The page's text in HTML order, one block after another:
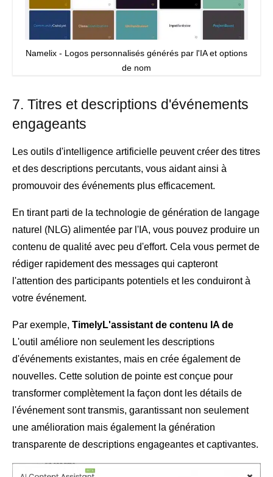
Namelix - Logos personnalisés générés par l'IA et options
de nom
7. Titres et descriptions d'événements
engageants
Les outils d'intelligence artificielle peuvent créer des titres
et des descriptions percutants, vous aidant ainsi à
promouvoir des événements plus efficacement.
En tirant parti de la technologie de génération de langage
naturel (NLG) alimentée par l'IA, vous pouvez produire un
contenu de qualité avec peu d'effort. Cela vous permet de
rédiger rapidement des messages qui capteront
l'attention des participants potentiels et les conduiront à
votre événement.
Par exemple, TimelyL'assistant de contenu IA de
L'outil améliore non seulement les descriptions
d'événements existantes, mais en crée également de
nouvelles. Cette solution de pointe est conçue pour
transformer complètement la façon dont les détails de
l'événement sont transmis, garantissant non seulement
une amélioration mais également la génération
transparente de descriptions engageantes et captivantes.